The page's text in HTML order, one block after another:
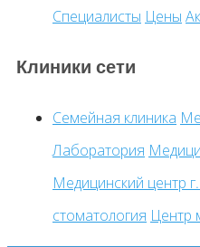
Специалисты Цены
Клиники сети
Семейная клиника
Лаборатория
Медицинский центр
стоматология Центр